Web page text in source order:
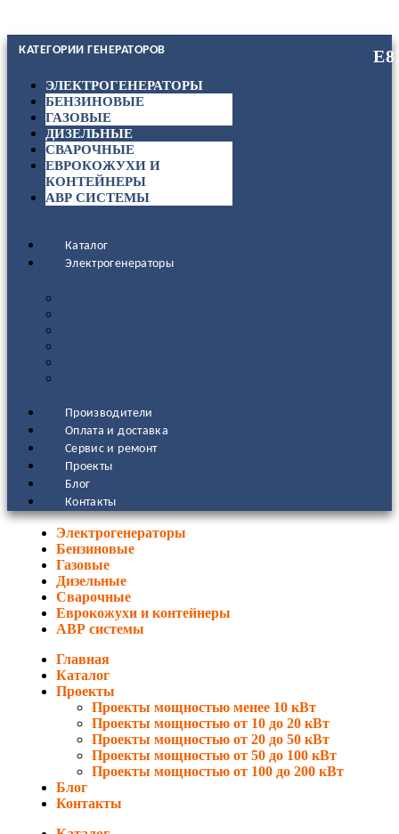
КАТЕГОРИИ ГЕНЕРАТОРОВ
ЭЛЕКТРОГЕНЕРАТОРЫ
БЕНЗИНОВЫЕ
ГАЗОВЫЕ
ДИЗЕЛЬНЫЕ
СВАРОЧНЫЕ
ЕВРОКОЖУХИ И
КОНТЕЙНЕРЫ
АВР СИСТЕМЫ
Каталог
Электрогенераторы
Производители
Оплата и доставка
Сервис и ремонт
Проекты
Блог
Контакты
Электрогенераторы
Бензиновые
Газовые
Дизельные
Сварочные
Еврокожухи и контейнеры
АВР системы
Главная
Каталог
Проекты
Проекты мощностью менее 10 кВт
Проекты мощностью от 10 до 20 кВт
Проекты мощностью от 20 до 50 кВт
Проекты мощностью от 50 до 100 кВт
Проекты мощностью от 100 до 200 кВт
Блог
Контакты